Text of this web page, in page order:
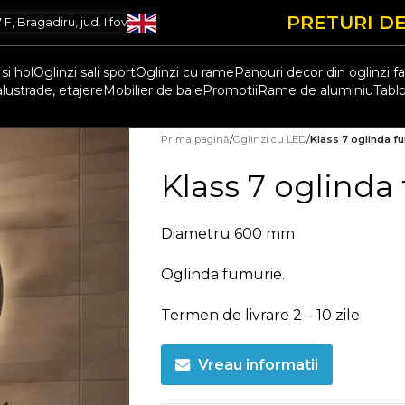
Bragadiru, jud. Ilfov PRETURI
holOglinzi sali sportOglinzi cu ramePanouri decor din oglinzi
etajereMobilier de baiePromotiiRame de aluminiu
Prima pagină/Oglinzi cu LED/Klass 7 oglinda
Klass 7
Diametru 600 mm
Oglinda fumurie.
Termen de livrare 2 – 10 zile
Vreau informatii